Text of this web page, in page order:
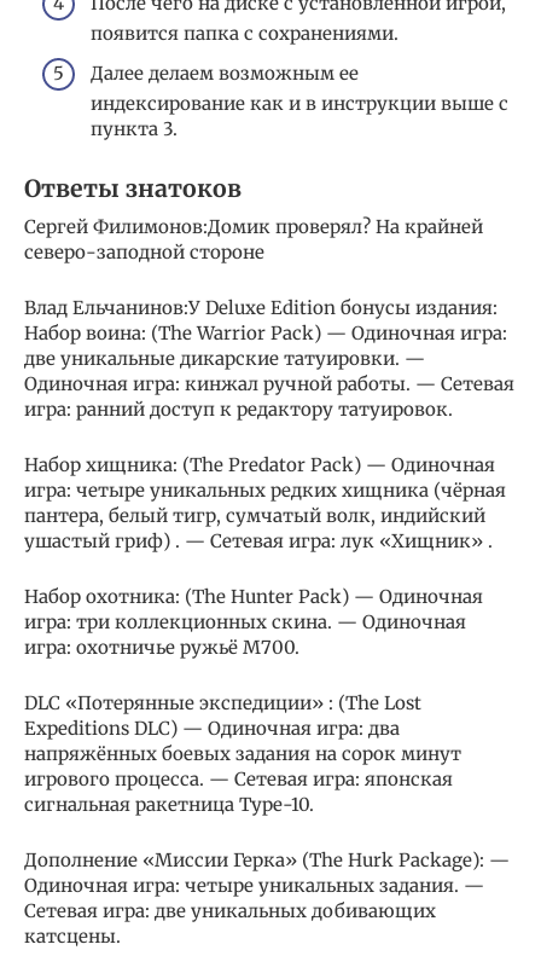
появится папка с сохранениями.
Далее делаем возможным ее
индексирование как и в инструкции выше с
пункта 3.
Ответы знатоков
Сергей Филимонов:Домик проверял? На крайней
северо-заподной стороне
Влад Ельчанинов:У Deluxe Edition бонусы издания:
Набор воина: (The Warrior Pack) — Одиночная игра:
две уникальные дикарские татуировки. —
Одиночная игра: кинжал ручной работы. — Сетевая
игра: ранний доступ к редактору татуировок.
Набор хищника: (The Predator Pack) — Одиночная
игра: четыре уникальных редких хищника (чёрная
пантера, белый тигр, сумчатый волк, индийский
ушастый гриф) . — Сетевая игра: лук «Хищник» .
Набор охотника: (The Hunter Pack) — Одиночная
игра: три коллекционных скина. — Одиночная
игра: охотничье ружьё M700.
DLC «Потерянные экспедиции» : (The Lost
Expeditions DLC) — Одиночная игра: два
напряжённых боевых задания на сорок минут
игрового процесса. — Сетевая игра: японская
сигнальная ракетница Type-10.
Дополнение «Миссии Герка» (The Hurk Package): —
Одиночная игра: четыре уникальных задания. —
Сетевая игра: две уникальных добивающих
катсцены.